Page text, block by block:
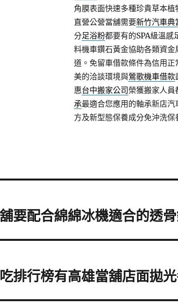
角膜表面快速多種珍貴草本植
直營公營當舖需要新竹汽車典
分足浴粉都要有的SPA級溫感
料機車鑽石黃金協助各類資金
道。免留車借款條件為信用正
美的洽談環境與鶯歌機車借款
惠台中搬家公司 榮獲搬家人
承最適合您應用的軸承新店
方及新型態保養成分免沖洗保
要配合綿綿冰機適合的透
排行榜有高雄當舖店面拋